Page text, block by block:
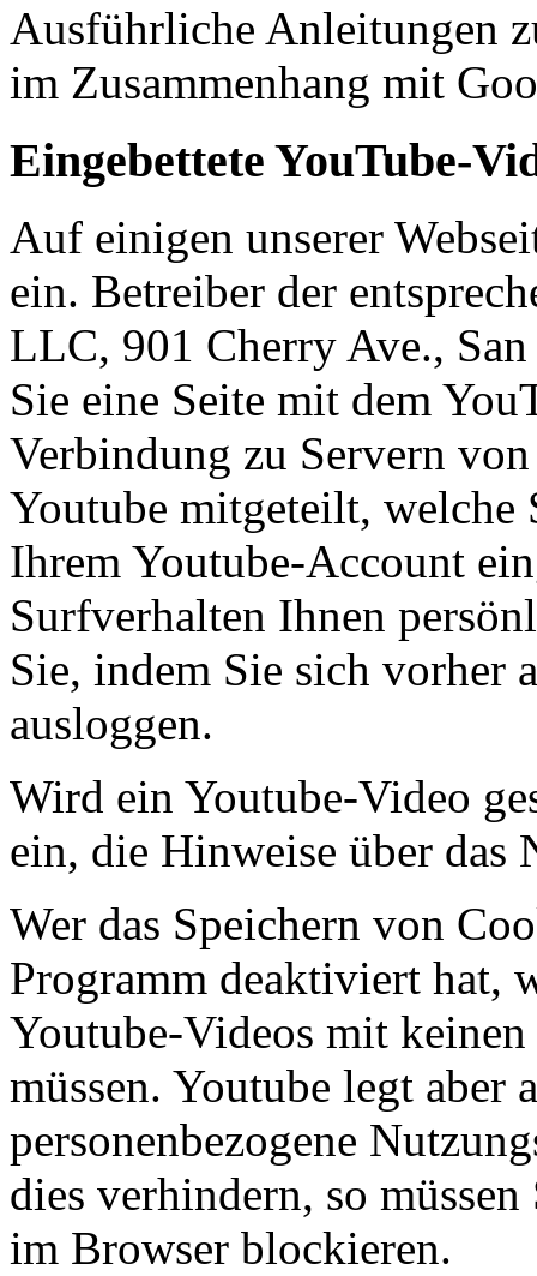
Ausführliche Anleitungen
im Zusammenhang mit
Eingebettete YouTube-
Auf einigen unserer
ein. Betreiber der
LLC, 901 Cherry Ave.,
Sie eine Seite mit dem
Verbindung zu Servern
Youtube mitgeteilt, welche
Ihrem Youtube-Account
Surfverhalten Ihnen
Sie, indem Sie sich vorher
ausloggen.
Wird ein Youtube-Video
ein, die Hinweise über das
Wer das Speichern von
Programm deaktiviert hat,
Youtube-Videos mit
müssen. Youtube legt aber
personenbezogene
dies verhindern, so
im Browser blockieren.